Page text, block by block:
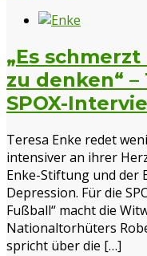
„Es
zu denken“
SPOX-
Teresa Enke redet
intensiver an ihrer
Enke-Stiftung und der
Depression. Für die
Fußball“ macht die
Nationaltorhüters
spricht über die […]